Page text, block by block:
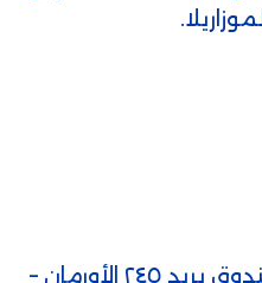
٣٢ ج شارع مراد – الجيزة، صندوق بريد ٢٤٥ الأورمان –